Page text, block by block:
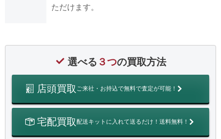
ただけます。
選べる ３つの買取方法
店頭買取 ご来社・お持込で無料で査定が可能！
宅配買取配送キットに入れて送るだけ！送料無料！